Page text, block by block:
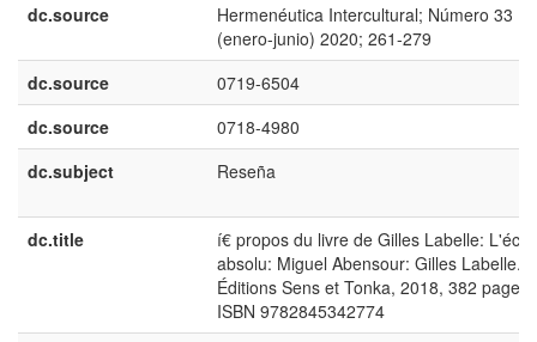
dc.source
Hermenéutica Intercultural; Número 33
(enero-junio) 2020; 261-279
dc.source
0719-6504
dc.source
0718-4980
dc.subject
Reseña
dc.title
í€ propos du livre de Gilles Labelle:
absolu: Miguel Abensour: Gilles Labelle.
Éditions Sens et Tonka, 2018, 382 pages.
ISBN 9782845342774